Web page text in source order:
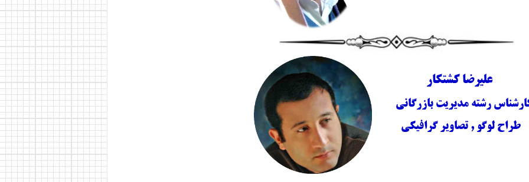
علیرضا کشتکار
رشته مدیریت بازرگانی
طراح لوگو , تصاویر گرافیکی